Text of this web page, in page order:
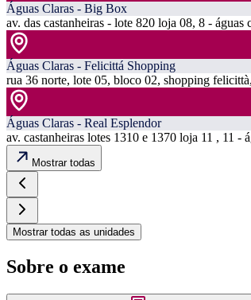
Águas Claras - Big Box
av. das castanheiras - lote 820 loja 08, 8 - águas
Águas Claras - Felicittá Shopping
rua 36 norte, lote 05, bloco 02, shopping
Águas Claras - Real Esplendor
av. castanheiras lotes 1310 e 1370 loja 11 , 11 -
Mostrar todas
Mostrar todas as unidades
Sobre o exame